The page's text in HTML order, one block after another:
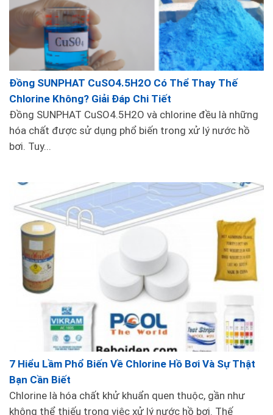
Đồng SUNPHAT CuSO4.5H2O Có Thể Thay Thế
Chlorine Không? Giải Đáp Chi Tiết
Đồng SUNPHAT CuSO4.5H2O và chlorine đều là những
hóa chất được sử dụng phổ biến trong xử lý nước hồ
bơi. Tuy...
7 Hiểu Lầm Phổ Biến Về Chlorine Hồ Bơi Và Sự Thật
Bạn Cần Biết
Chlorine là hóa chất khử khuẩn quen thuộc, gần như
không thể thiếu trong việc xử lý nước hồ bơi. Thế